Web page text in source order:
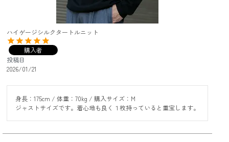
ハイゲージシルクタートルニット
購入者
投稿日
2026/01/21
身長：175cm / 体重：70kg / 購入サイズ：M
ジャストサイズです。着心地も良く１枚持っていると重宝します。